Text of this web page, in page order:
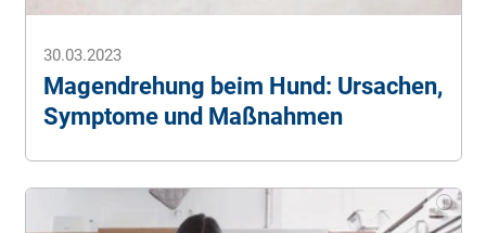
30.03.2023
Magendrehung beim Hund: Ursachen,
Symptome und Maßnahmen